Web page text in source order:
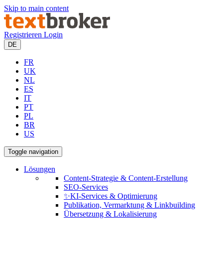
Skip to main content
Registrieren Login
DE
FR
UK
NL
ES
IT
PT
PL
BR
US
Toggle navigation
Lösungen
Content-Strategie & Content-Erstellung
SEO-Services
✨KI-Services & Optimierung
Publikation, Vermarktung & Linkbuilding
Übersetzung & Lokalisierung